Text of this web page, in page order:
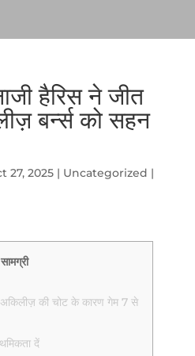
हैरिस ने जीत
बर्न्स को सहन
27, 2025| Uncategorized |
सामग्री
अकिलीज़ की चोट के कारण गेम 7 से
दें